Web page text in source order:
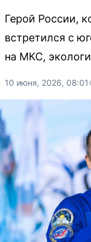
Герой России,
встретился с
на МКС,
10 июня, 2026, 08:01